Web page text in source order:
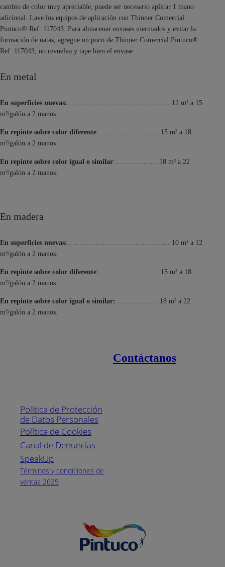
cambio de color muy apreciable, puede ser necesario aplicar 1 mano
adicional. Lave los equipos de aplicación con Thinner Comercial
Pintuco® Ref. 117043. Para almacenar envases mermados y evitar la
formación de natas, agregue un poco de Thinner Comercial Pintuco®
Ref. 117043, no revuelva y tape bien el envase.
En metal
En superficies nuevas:
…………………………………….. 12 m² a 15
m²/galón a 2 manos.
En repinte sobre color diferente:…………………….. 15 m² a 18
m²/galón a 2 manos.
En repinte sobre color igual o similar:……………….18 m² a 22
m²/galón a 2 manos.
En madera
En superficies nuevas:
…………………………………….. 10 m² a 12
m²/galón a 2 manos.
En repinte sobre color diferente:…………………….. 15 m² a 18
m²/galón a 2 manos.
En repinte sobre color igual o similar:……………… 18 m² a 22
m²/galón a 2 manos.
Política de Protección
de Datos Personales
Política de Cookies
Canal de Denuncias
SpeakUp
Términos y condiciones de
ventas 2025
Contáctanos